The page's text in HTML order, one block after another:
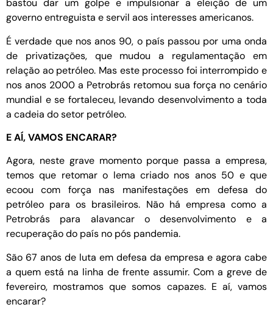
bastou dar um golpe e impulsionar a eleição de um
governo entreguista e servil aos interesses americanos.
É verdade que nos anos 90, o país passou por uma onda
de privatizações, que mudou a regulamentação em
relação ao petróleo. Mas este processo foi interrompido e
nos anos 2000 a Petrobrás retomou sua força no cenário
mundial e se fortaleceu, levando desenvolvimento a toda
a cadeia do setor petróleo.
E AÍ, VAMOS ENCARAR?
Agora, neste grave momento porque passa a empresa,
temos que retomar o lema criado nos anos 50 e que
ecoou com força nas manifestações em defesa do
petróleo para os brasileiros. Não há empresa como a
Petrobrás para alavancar o desenvolvimento e a
recuperação do país no pós pandemia.
São 67 anos de luta em defesa da empresa e agora cabe
a quem está na linha de frente assumir. Com a greve de
fevereiro, mostramos que somos capazes. E aí, vamos
encarar?